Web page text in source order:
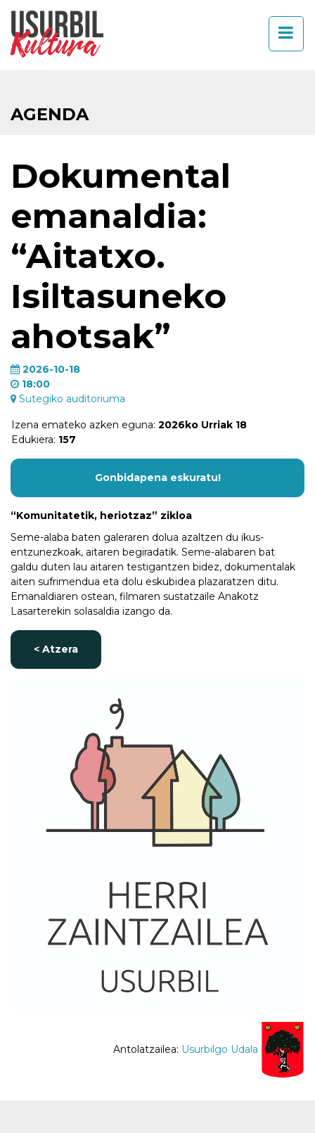
AGENDA
Dokumental
emanaldia:
“Aitatxo.
Isiltasuneko
ahotsak”
2026-10-18
18:00
Sutegiko auditoriuma
Izena emateko azken eguna: 2026ko Urriak 18
Edukiera: 157
Gonbidapena eskuratu!
“Komunitatetik, heriotzaz” zikloa
Seme-alaba baten galeraren dolua azaltzen du ikus-
entzunezkoak, aitaren begiradatik. Seme-alabaren bat
galdu duten lau aitaren testigantzen bidez, dokumentalak
aiten sufrimendua eta dolu eskubidea plazaratzen ditu.
Emanaldiaren ostean, filmaren sustatzaile Anakotz
Lasarterekin solasaldia izango da.
< Atzera
Antolatzailea: Usurbilgo Udala